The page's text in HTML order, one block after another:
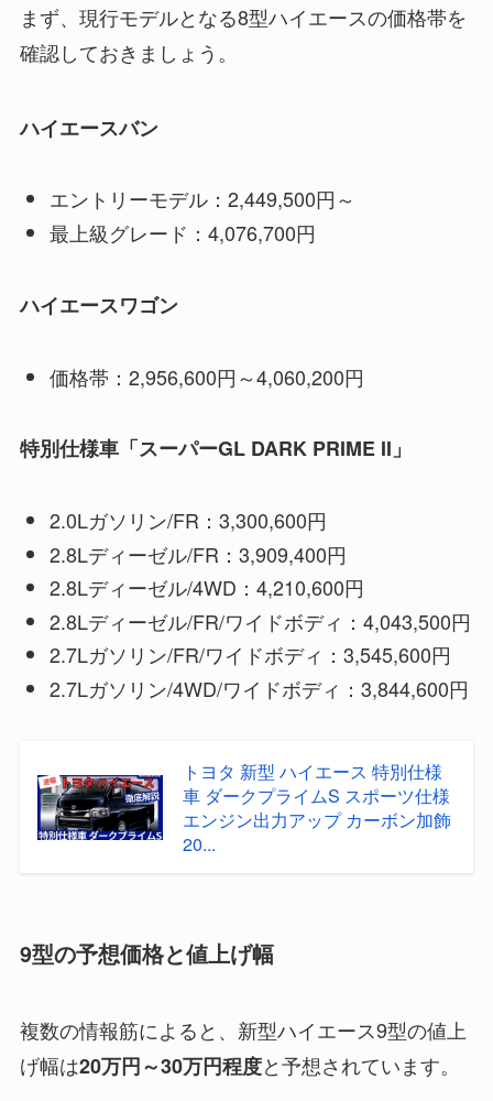
まず、現行モデルとなる8型ハイエースの価格帯を
確認しておきましょう。
ハイエースバン
エントリーモデル：2,449,500円～
最上級グレード：4,076,700円
ハイエースワゴン
価格帯：2,956,600円～4,060,200円
特別仕様車「スーパーGL DARK PRIME II」
2.0Lガソリン/FR：3,300,600円
2.8Lディーゼル/FR：3,909,400円
2.8Lディーゼル/4WD：4,210,600円
2.8Lディーゼル/FR/ワイドボディ：4,043,500円
2.7Lガソリン/FR/ワイドボディ：3,545,600円
2.7Lガソリン/4WD/ワイドボディ：3,844,600円
トヨタ 新型 ハイエース 特別仕様
車 ダークプライムS スポーツ仕様
エンジン出力アップ カーボン加飾
20...
9型の予想価格と値上げ幅
複数の情報筋によると、新型ハイエース9型の値上
げ幅は20万円～30万円程度と予想されています。